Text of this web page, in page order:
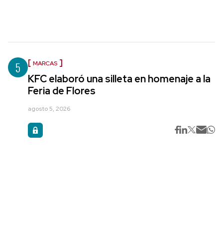
5 MARCAS
KFC elaboró una silleta en homenaje a la
Feria de Flores
agosto 5, 2026